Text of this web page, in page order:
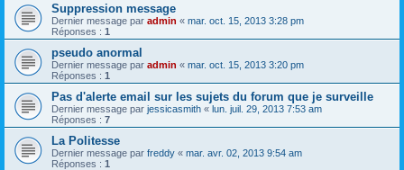
Suppression message
Dernier message par admin « mar. oct. 15, 2013 3:28 pm
Réponses : 1
pseudo anormal
Dernier message par admin « mar. oct. 15, 2013 3:20 pm
Réponses : 1
Pas d'alerte email sur les sujets du forum que je surveille
Dernier message par jessicasmith « lun. juil. 29, 2013 7:53 am
Réponses : 7
La Politesse
Dernier message par freddy « mar. avr. 02, 2013 9:54 am
Réponses : 1